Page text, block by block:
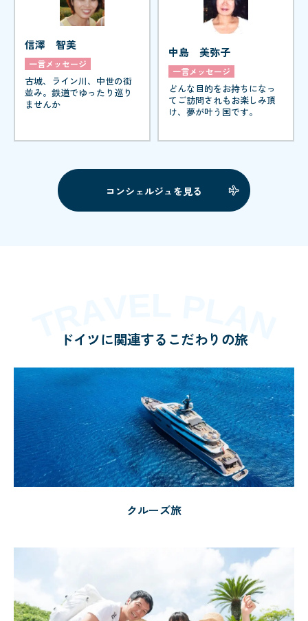
信澤 智美
一言メッセージ
古城、ライン川、中世の街
並み。鉄道でゆったり巡り
ませんか
中島 美弥子
一言メッセージ
どんな目的をお持ちになっ
てご訪問されもお楽しみ頂
け、夢が叶う国です。
コンシェルジュを見る
ドイツに関連するこだわりの旅
クルーズ旅